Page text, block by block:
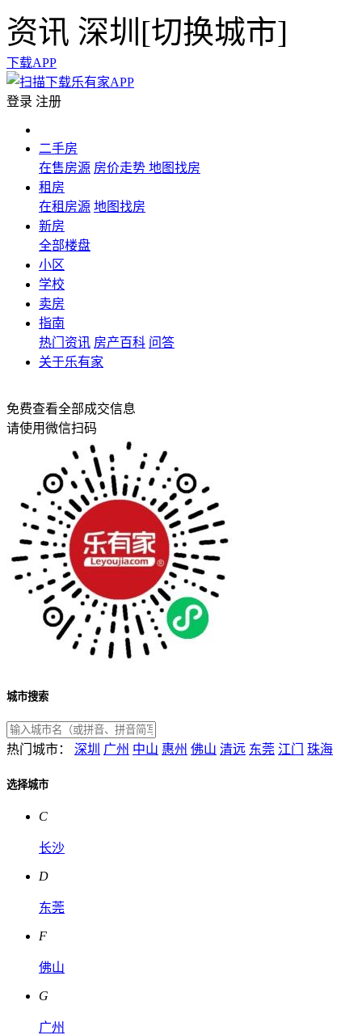
资讯 深圳[切换城市]
下载APP
登录 注册
二手房
在售房源 房价走势 地图找房
租房
在租房源 地图找房
新房
全部楼盘
小区
学校
卖房
指南
热门资讯 房产百科 问答
关于乐有家
免费查看全部成交信息
请使用微信扫码
城市搜索
热门城市： 深圳 广州 中山 惠州 佛山 清远 东莞 江门 珠海
选择城市
C
长沙
D
东莞
F
佛山
G
广州